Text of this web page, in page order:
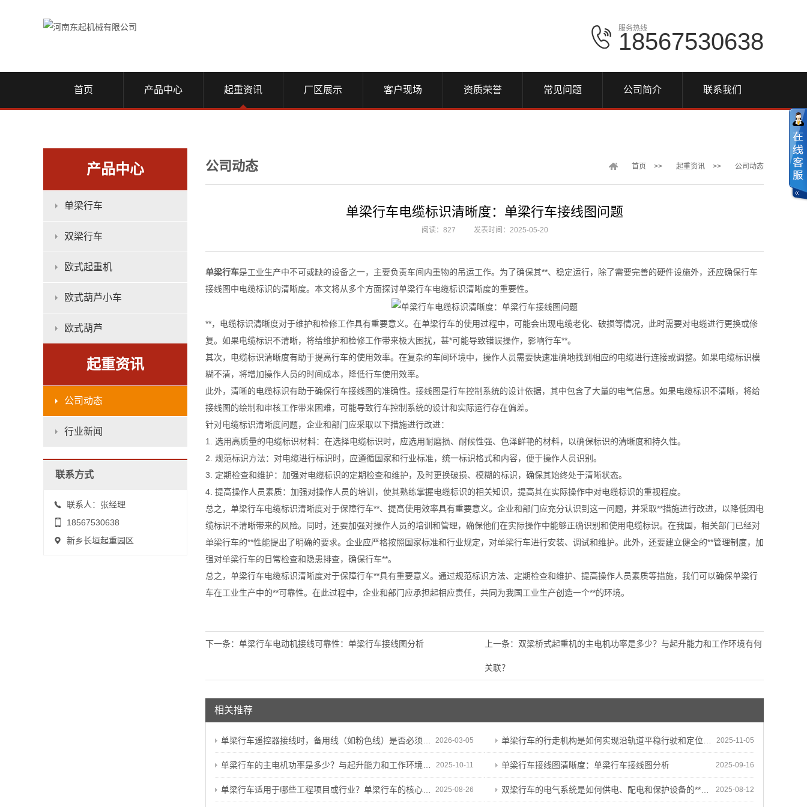
服务热线
18567530638
首页 产品中心 起重资讯 厂区展示 客户现场 资质荣誉 常见问题 公司简介 联系我们
产品中心
单梁行车
双梁行车
欧式起重机
欧式葫芦小车
欧式葫芦
起重资讯
公司动态
行业新闻
联系方式
联系人：张经理
18567530638
新乡长垣起重园区
公司动态 首页 >> 起重资讯 >> 公司动态
单梁行车电缆标识清晰度：单梁行车接线图问题
阅读：827 发表时间：2025-05-20
单梁行车是工业生产中不可或缺的设备之一，主要负责车间内重物的吊运工作。为了确保其**、稳定运行，除了需要完善的硬件设施外，还应确保行车
接线图中电缆标识的清晰度。本文将从多个方面探讨单梁行车电缆标识清晰度的重要性。
**，电缆标识清晰度对于维护和检修工作具有重要意义。在单梁行车的使用过程中，可能会出现电缆老化、破损等情况，此时需要对电缆进行更换或修
复。如果电缆标识不清晰，将给维护和检修工作带来极大困扰，甚*可能导致错误操作，影响行车**。
其次，电缆标识清晰度有助于提高行车的使用效率。在复杂的车间环境中，操作人员需要快速准确地找到相应的电缆进行连接或调整。如果电缆标识模
糊不清，将增加操作人员的时间成本，降低行车使用效率。
此外，清晰的电缆标识有助于确保行车接线图的准确性。接线图是行车控制系统的设计依据，其中包含了大量的电气信息。如果电缆标识不清晰，将给
接线图的绘制和审核工作带来困难，可能导致行车控制系统的设计和实际运行存在偏差。
针对电缆标识清晰度问题，企业和部门应采取以下措施进行改进：
1. 选用高质量的电缆标识材料：在选择电缆标识时，应选用耐磨损、耐候性强、色泽鲜艳的材料，以确保标识的清晰度和持久性。
2. 规范标识方法：对电缆进行标识时，应遵循国家和行业标准，统一标识格式和内容，便于操作人员识别。
3. 定期检查和维护：加强对电缆标识的定期检查和维护，及时更换破损、模糊的标识，确保其始终处于清晰状态。
4. 提高操作人员素质：加强对操作人员的培训，使其熟练掌握电缆标识的相关知识，提高其在实际操作中对电缆标识的重视程度。
总之，单梁行车电缆标识清晰度对于保障行车**、提高使用效率具有重要意义。企业和部门应充分认识到这一问题，并采取**措施进行改进，以降低因电
缆标识不清晰带来的风险。同时，还要加强对操作人员的培训和管理，确保他们在实际操作中能够正确识别和使用电缆标识。在我国，相关部门已经对
单梁行车的**性能提出了明确的要求。企业应严格按照国家标准和行业规定，对单梁行车进行安装、调试和维护。此外，还要建立健全的**管理制度，加
强对单梁行车的日常检查和隐患排查，确保行车**。
总之，单梁行车电缆标识清晰度对于保障行车**具有重要意义。通过规范标识方法、定期检查和维护、提高操作人员素质等措施，我们可以确保单梁行
车在工业生产中的**可靠性。在此过程中，企业和部门应承担起相应责任，共同为我国工业生产创造一个**的环境。
上一条： 双梁桥式起重机的主电机功率是多少？与起升能力和工作环境有何
关联？
下一条： 单梁行车电动机接线可靠性：单梁行车接线图分析
相关推荐
2026-03-05
单梁行车遥控器接线时，备用线（如粉色线）是否必须保留？能否剪断？ 2025-11-05
单梁行车的行走机构是如何实现沿轨道平稳行驶和定位的？
2025-10-11
单梁行车的主电机功率是多少？与起升能力和工作环境有何关联？ 2025-09-16
单梁行车接线图清晰度：单梁行车接线图分析
2025-08-26
单梁行车适用于哪些工程项目或行业？单梁行车的核心特性与适用基础 2025-08-12
双梁行车的电气系统是如何供电、配电和保护设备的**运行的？